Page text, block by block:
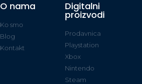
O nama
Ko smo
Blog
Kontakt
Digitalni
proizvodi
Prodavnica
Playstation
Xbox
Nintendo
Steam